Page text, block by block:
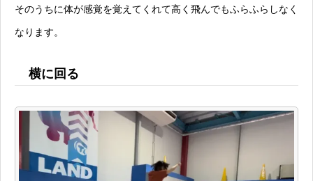
そのうちに体が感覚を覚えてくれて高く飛んでもふらふらしなく
なります。
横に回る